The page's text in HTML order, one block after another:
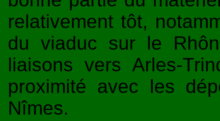
relativement tôt,
du viaduc sur le
liaisons vers Arles-
proximité avec les
Nîmes.